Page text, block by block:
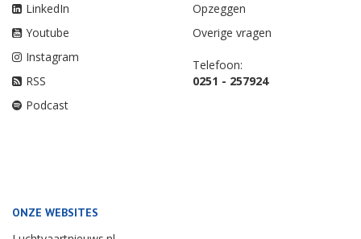
LinkedIn
Youtube
Instagram
RSS
Podcast
Opzeggen
Overige vragen
Telefoon:
0251 - 257924
ONZE WEBSITES